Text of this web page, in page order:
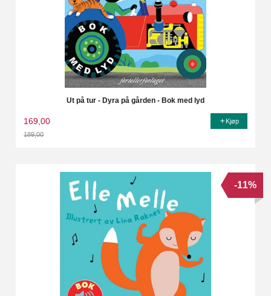
Ut på tur - Dyra på gården - Bok med lyd
169,00
189,00
Kjøp
-11%